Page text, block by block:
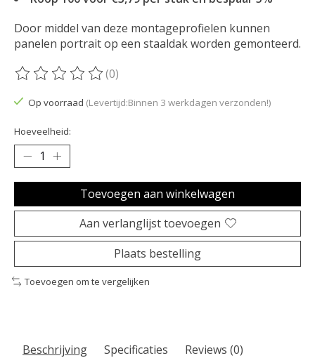
Door middel van deze montageprofielen kunnen
panelen portrait op een staaldak worden gemonteerd.
De beoordeling van dit product is
(0)
Op voorraad (Levertijd:Binnen 3 werkdagen verzonden!)
Hoeveelheid:
Toevoegen aan winkelwagen
Aan verlanglijst toevoegen
Plaats bestelling
Toevoegen om te vergelijken
Beschrijving Specificaties Reviews (0)